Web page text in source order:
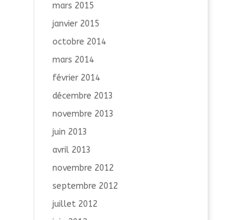
mars 2015
janvier 2015
octobre 2014
mars 2014
février 2014
décembre 2013
novembre 2013
juin 2013
avril 2013
novembre 2012
septembre 2012
juillet 2012